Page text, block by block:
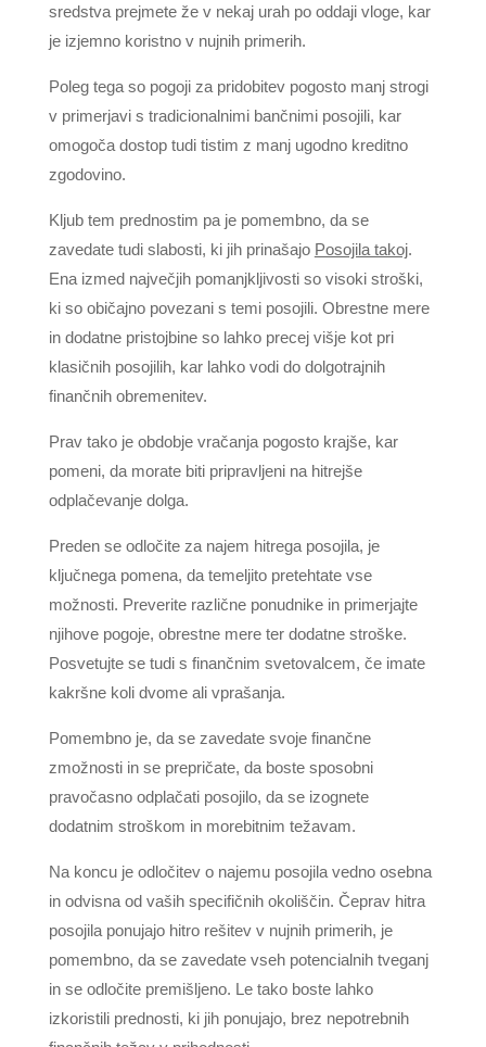
sredstva prejmete že v nekaj urah po oddaji vloge, kar
je izjemno koristno v nujnih primerih.
Poleg tega so pogoji za pridobitev pogosto manj strogi
v primerjavi s tradicionalnimi bančnimi posojili, kar
omogoča dostop tudi tistim z manj ugodno kreditno
zgodovino.
Kljub tem prednostim pa je pomembno, da se
zavedate tudi slabosti, ki jih prinašajo Posojila takoj.
Ena izmed največjih pomanjkljivosti so visoki stroški,
ki so običajno povezani s temi posojili. Obrestne mere
in dodatne pristojbine so lahko precej višje kot pri
klasičnih posojilih, kar lahko vodi do dolgotrajnih
finančnih obremenitev.
Prav tako je obdobje vračanja pogosto krajše, kar
pomeni, da morate biti pripravljeni na hitrejše
odplačevanje dolga.
Preden se odločite za najem hitrega posojila, je
ključnega pomena, da temeljito pretehtate vse
možnosti. Preverite različne ponudnike in primerjajte
njihove pogoje, obrestne mere ter dodatne stroške.
Posvetujte se tudi s finančnim svetovalcem, če imate
kakršne koli dvome ali vprašanja.
Pomembno je, da se zavedate svoje finančne
zmožnosti in se prepričate, da boste sposobni
pravočasno odplačati posojilo, da se izognete
dodatnim stroškom in morebitnim težavam.
Na koncu je odločitev o najemu posojila vedno osebna
in odvisna od vaših specifičnih okoliščin. Čeprav hitra
posojila ponujajo hitro rešitev v nujnih primerih, je
pomembno, da se zavedate vseh potencialnih tveganj
in se odločite premišljeno. Le tako boste lahko
izkoristili prednosti, ki jih ponujajo, brez nepotrebnih